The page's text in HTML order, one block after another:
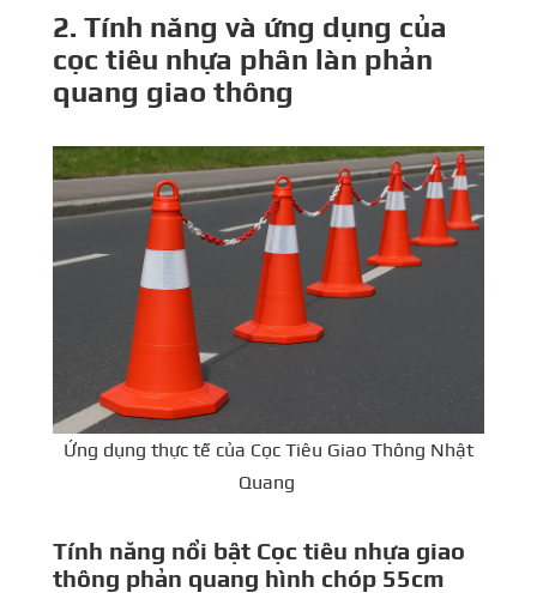
2. Tính năng và ứng dụng của
cọc tiêu nhựa phân làn phản
quang giao thông
Ứng dụng thực tế của Cọc Tiêu Giao Thông Nhật
Quang
Tính năng nổi bật Cọc tiêu nhựa giao
thông phản quang hình chóp 55cm